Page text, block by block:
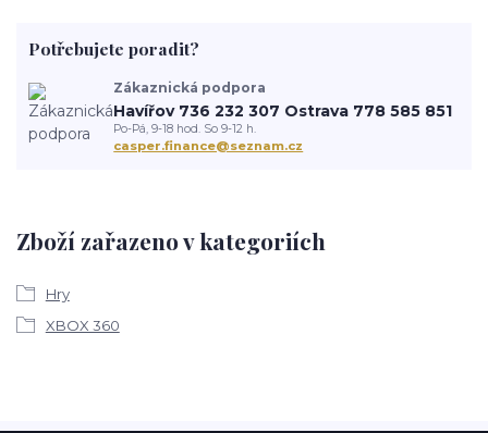
Zboží zařazeno v kategoriích
Hry
XBOX 360
Potřebujete poradit?
Zákaznická podpora
Havířov 736 232 307 Ostrava 778 585 851
Po-Pá, 9-18 hod. So 9-12 h.
casper.finance@seznam.cz